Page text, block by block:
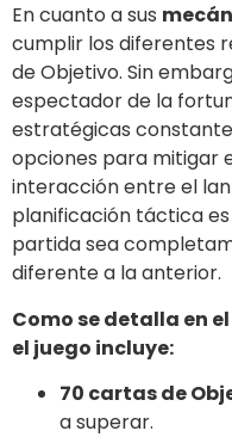
En cuanto a sus
cumplir los diferentes
de Objetivo. Sin
espectador de la
estratégicas
opciones para mitigar
interacción entre el
planificación táctica
partida sea
diferente a la anterior.
Como se detalla en
el juego incluye:
70 cartas de
a superar.